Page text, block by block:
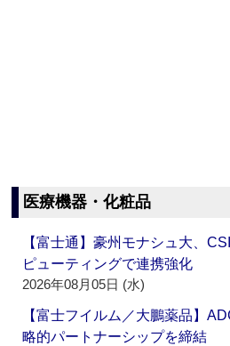
医療機器・化粧品
【富士通】豪州モナシュ大、
ピューティングで連携強化
2026年08月05日 (水)
【富士フイルム／大鵬薬品】
略的パートナーシップを締結